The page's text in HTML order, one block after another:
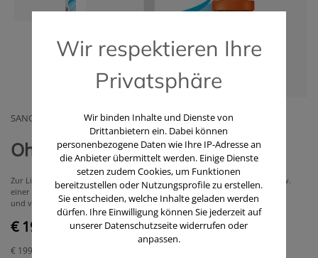
SANOVA PHARMA GESMBH, OTC
Ohrentropfen „similasan“ (10 ml)
Zur Linderung von Ohrenschmerzen während eines grippalen Infektes bzw.
einer Erkältung
und von Schmerzen im äußeren Gehörgang.
€ 19,90
€ 199,00
Wir respektieren Ihre
Privatsphäre
Wir binden Inhalte und Dienste von
Drittanbietern ein. Dabei können
personenbezogene Daten wie Ihre IP-Adresse an
die Anbieter übermittelt werden. Einige Dienste
setzen zudem Cookies, um Funktionen
bereitzustellen oder Nutzungsprofile zu erstellen.
Sie entscheiden, welche Inhalte geladen werden
dürfen. Ihre Einwilligung können Sie jederzeit auf
unserer Datenschutzseite widerrufen oder
anpassen.